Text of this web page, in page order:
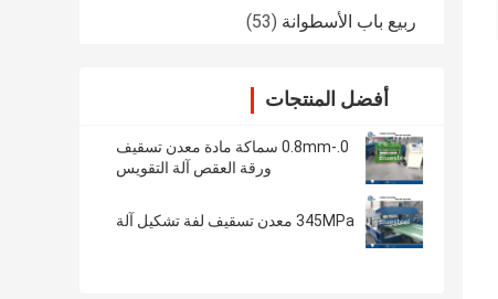
ربيع باب الأسطوانة (53)
أفضل المنتجات
0.-0.8mm سماكة مادة معدن تسقيف
ورقة العقص آلة التقويس
345MPa معدن تسقيف لفة تشكيل آلة